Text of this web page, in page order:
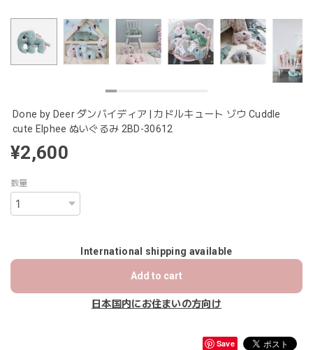
Done by Deer ダンバイディア | カドルキュート ゾウ Cuddle
cute Elphee ぬいぐるみ 2BD-30612
¥2,600
数量
International shipping available
Add to cart
日本国内にお住まいの方向け
Save